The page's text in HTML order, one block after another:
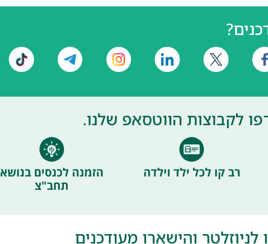
לקבוצות הווטסאפ שלנו.
רב קו לכל ילד וילדה
הזמנה לכנסים בנושא
תחב"צ
והישארו מעודכנים